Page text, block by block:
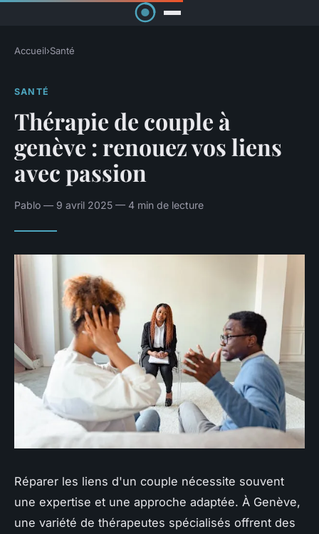
Accueil›Santé
SANTÉ
Thérapie de couple à
genève : renouez vos liens
avec passion
Pablo — 9 avril 2025 — 4 min de lecture
Réparer les liens d'un couple nécessite souvent
une expertise et une approche adaptée. À Genève,
une variété de thérapeutes spécialisés offrent des